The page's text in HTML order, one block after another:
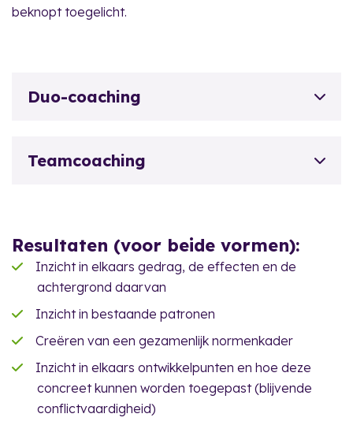
beknopt toegelicht.
Duo-coaching
Teamcoaching
Resultaten (voor beide vormen):
Inzicht in elkaars gedrag, de effecten en de
achtergrond daarvan
Inzicht in bestaande patronen
Creëren van een gezamenlijk normenkader
Inzicht in elkaars ontwikkelpunten en hoe deze
concreet kunnen worden toegepast (blijvende
conflictvaardigheid)